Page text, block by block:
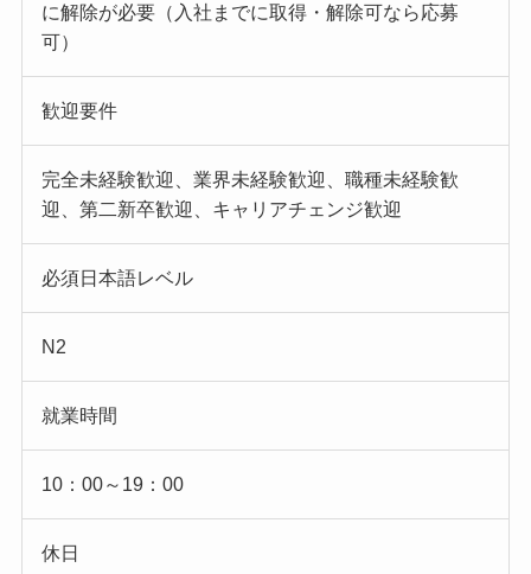
に解除が必要（入社までに取得・解除可なら応募
可）
歓迎要件
完全未経験歓迎、業界未経験歓迎、職種未経験歓
迎、第二新卒歓迎、キャリアチェンジ歓迎
必須日本語レベル
N2
就業時間
10：00～19：00
休日